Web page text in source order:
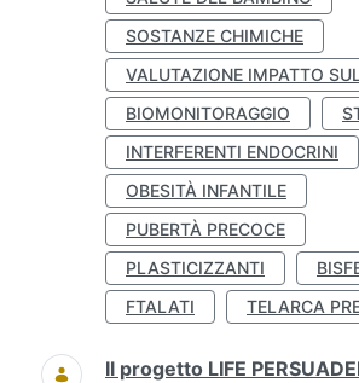
SOSTANZE CHIMICHE
VALUTAZIONE IMPATTO
BIOMONITORAGGIO
INTERFERENTI ENDOCRINI
OBESITÀ INFANTILE
PUBERTÀ PRECOCE
PLASTICIZZANTI
FTALATI
TELARCA
Il progetto LIFE